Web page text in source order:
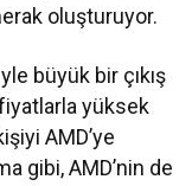
oluşturuyor.
büyük bir çıkış
fiyatlarla yüksek
AMD’ye
gibi, AMD’nin de